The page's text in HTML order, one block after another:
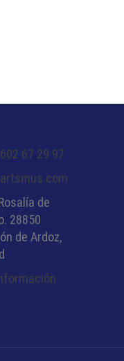
67 29 97
de
28850
de Ardoz,